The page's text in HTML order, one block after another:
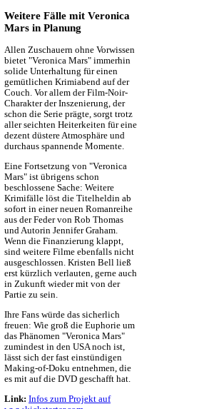
Weitere Fälle mit Veronica
Mars in Planung
Allen Zuschauern ohne Vorwissen
bietet "Veronica Mars" immerhin
solide Unterhaltung für einen
gemütlichen Krimiabend auf der
Couch. Vor allem der Film-Noir-
Charakter der Inszenierung, der
schon die Serie prägte, sorgt trotz
aller seichten Heiterkeiten für eine
dezent düstere Atmosphäre und
durchaus spannende Momente.
Eine Fortsetzung von "Veronica
Mars" ist übrigens schon
beschlossene Sache: Weitere
Krimifälle löst die Titelheldin ab
sofort in einer neuen Romanreihe
aus der Feder von Rob Thomas
und Autorin Jennifer Graham.
Wenn die Finanzierung klappt,
sind weitere Filme ebenfalls nicht
ausgeschlossen. Kristen Bell ließ
erst kürzlich verlauten, gerne auch
in Zukunft wieder mit von der
Partie zu sein.
Ihre Fans würde das sicherlich
freuen: Wie groß die Euphorie um
das Phänomen "Veronica Mars"
zumindest in den USA noch ist,
lässt sich der fast einstündigen
Making-of-Doku entnehmen, die
es mit auf die DVD geschafft hat.
Link: Infos zum Projekt auf